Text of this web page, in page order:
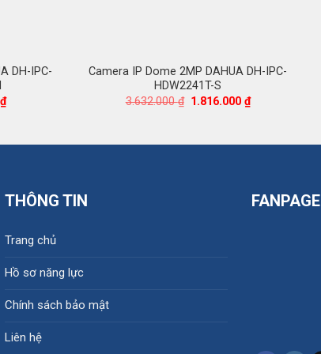
DH-IPC-
₫Giá
hiện
820.000 ₫.
Camera IP Dome 2MP DAHUA DH-IPC-
HDW2241T-S
3.632.000₫ Giá
1.816.000 ₫Giá
hiện
1.816.000 ₫.
THÔNG TIN
Trang chủ
Hồ sơ năng lực
Chính sách bảo mật
Liên hệ
FANPAGE